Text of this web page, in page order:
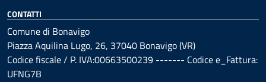
CONTATTI
Comune di Bonavigo
Piazza Aquilina Lugo, 26, 37040 Bonavigo (VR)
Codice fiscale / P. IVA:00663500239 ------- Codice e_Fattura:
UFNG7B